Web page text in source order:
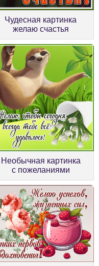
Чудесная картинка
желаю счастья
Необычная картинка
с пожеланиями